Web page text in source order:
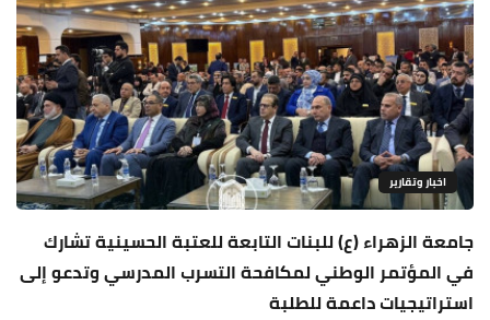
اخبار وتقارير
جامعة الزهراء (ع) للبنات التابعة للعتبة الحسينية تشارك
في المؤتمر الوطني لمكافحة التسرب المدرسي وتدعو إلى
استراتيجيات داعمة للطلبة